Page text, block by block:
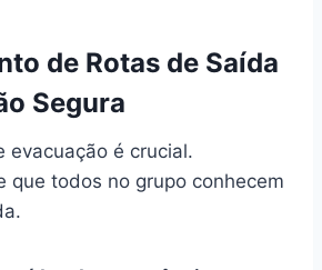
de Rotas de Saída
Segura
evacuação é crucial.
que todos no grupo conhecem